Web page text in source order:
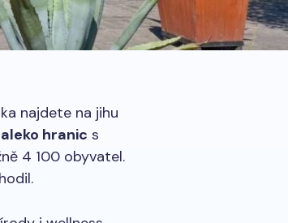
najdete na jihu
hranic s
4 100 obyvatel.